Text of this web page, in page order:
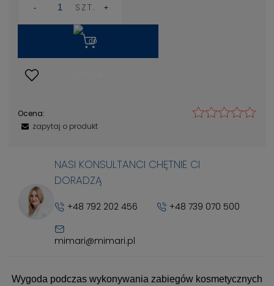
SZT.
Ocena:
zapytaj o produkt
NASI KONSULTANCI CHĘTNIE CI
DORADZĄ
+48 792 202 456 +48 739 070 500
mimari@mimari.pl
Wygoda podczas wykonywania zabiegów kosmetycznych